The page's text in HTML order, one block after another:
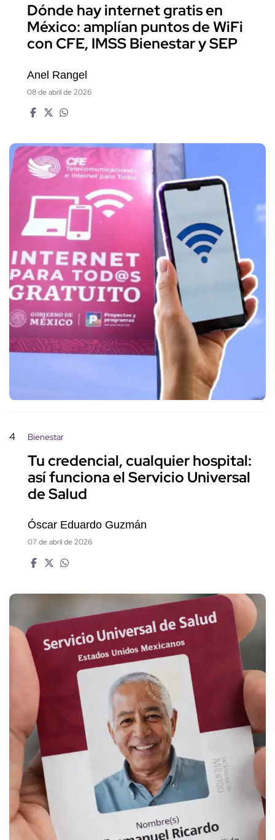
Dónde hay internet gratis en
México: amplían puntos de WiFi
con CFE, IMSS Bienestar y SEP
Anel Rangel
08 de abril de 2026
4 Bienestar
Tu credencial, cualquier hospital:
así funciona el Servicio Universal
de Salud
Óscar Eduardo Guzmán
07 de abril de 2026